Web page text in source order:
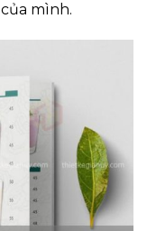
mình.